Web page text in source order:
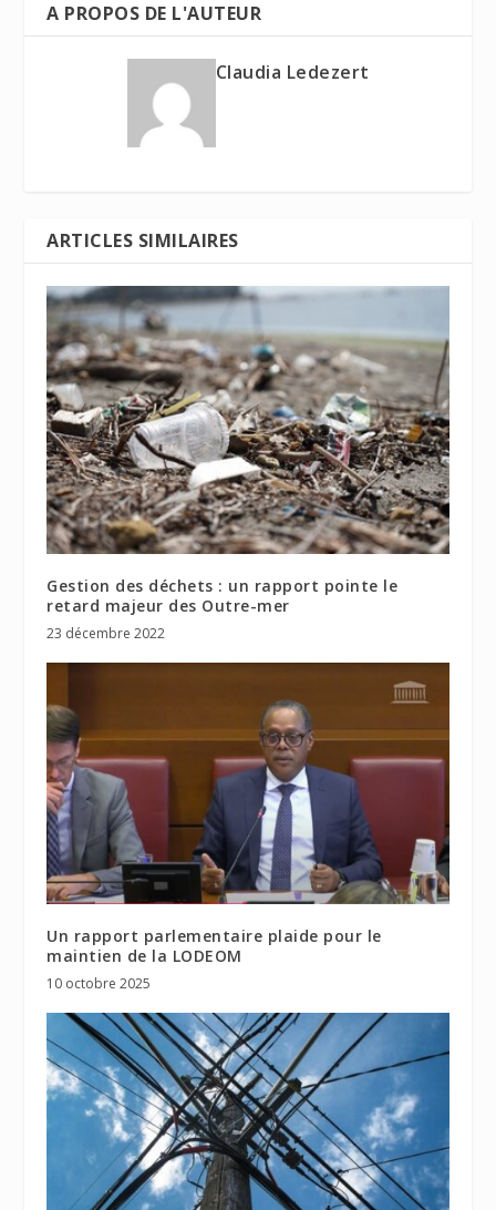
A PROPOS DE L'AUTEUR
Claudia Ledezert
ARTICLES SIMILAIRES
Gestion des déchets : un rapport pointe le
retard majeur des Outre-mer
23 décembre 2022
Un rapport parlementaire plaide pour le
maintien de la LODEOM
10 octobre 2025